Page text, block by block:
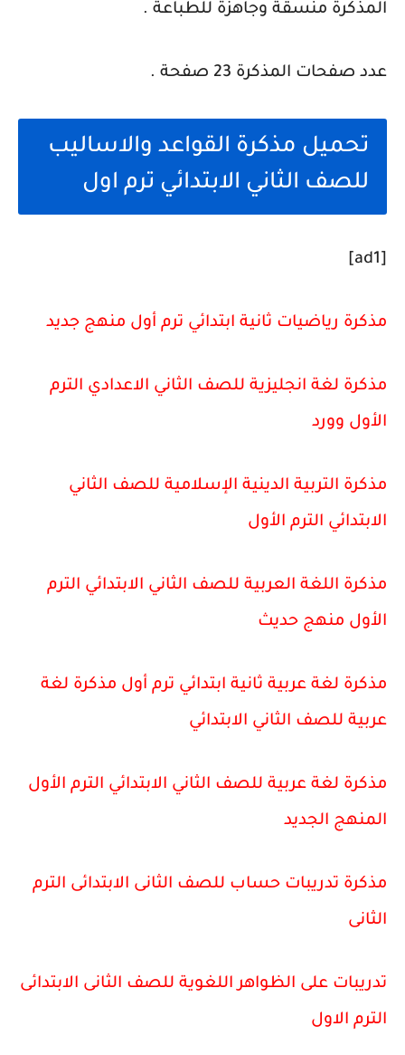
المذكرة منسقة وجاهزة للطباعة .
عدد صفحات المذكرة 23 صفحة .
تحميل مذكرة القواعد والاساليب
للصف الثاني الابتدائي ترم اول
[ad1]
مذكرة رياضيات ثانية ابتدائي ترم أول منهج جديد
مذكرة لغة انجليزية للصف الثاني الاعدادي الترم
الأول وورد
مذكرة التربية الدينية الإسلامية للصف الثاني
الابتدائي الترم الأول
مذكرة اللغة العربية للصف الثاني الابتدائي الترم
الأول منهج حديث
مذكرة لغة عربية ثانية ابتدائي ترم أول مذكرة لغة
عربية للصف الثاني الابتدائي
مذكرة لغة عربية للصف الثاني الابتدائي الترم الأول
المنهج الجديد
مذكرة تدريبات حساب للصف الثانى الابتدائى الترم
الثانى
تدريبات على الظواهر اللغوية للصف الثانى الابتدائى
الترم الاول